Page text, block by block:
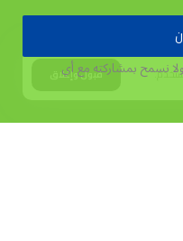
قبول وإغلاق
نسمح بمشاركته مع أي